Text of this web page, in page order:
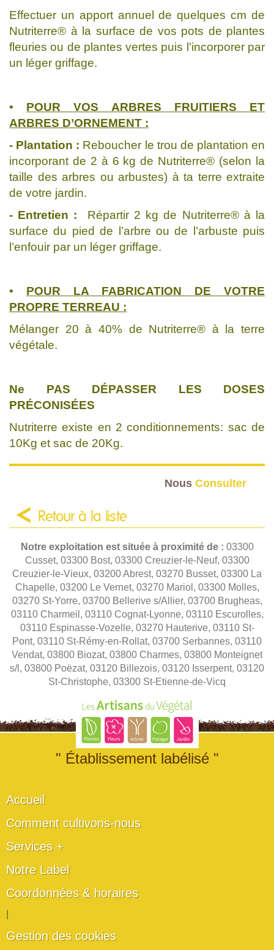
Effectuer un apport annuel de quelques cm de
Nutriterre® à la surface de vos pots de plantes
fleuries ou de plantes vertes puis l'incorporer par
un léger griffage.
• POUR VOS ARBRES FRUITIERS ET
ARBRES D’ORNEMENT :
- Plantation : Reboucher le trou de plantation en
incorporant de 2 à 6 kg de Nutriterre® (selon la
taille des arbres ou arbustes) à ta terre extraite
de votre jardin.
- Entretien : Répartir 2 kg de Nutriterre® à la
surface du pied de l’arbre ou de l’arbuste puis
l’enfouir par un léger griffage.
• POUR LA FABRICATION DE VOTRE
PROPRE TERREAU :
Mélanger 20 à 40% de Nutriterre® à la terre
végétale.
Ne PAS DÉPASSER LES DOSES
PRÉCONISÉES
Nutriterre existe en 2 conditionnements: sac de
10Kg et sac de 20Kg.
Nous Consulter
Retour à la liste
Notre exploitation est située à proximité de : 03300
Cusset, 03300 Bost, 03300 Creuzier-le-Neuf, 03300
Creuzier-le-Vieux, 03200 Abrest, 03270 Busset, 03300 La
Chapelle, 03200 Le Vernet, 03270 Mariol, 03300 Molles,
03270 St-Yorre, 03700 Bellerive s/Allier, 03700 Brugheas,
03110 Charmeil, 03110 Cognat-Lyonne, 03110 Escurolles,
03110 Espinasse-Vozelle, 03270 Hauterive, 03110 St-
Pont, 03110 St-Rémy-en-Rollat, 03700 Serbannes, 03110
Vendat, 03800 Biozat, 03800 Charmes, 03800 Monteignet
s/l, 03800 Poëzat, 03120 Billezois, 03120 Isserpent, 03120
St-Christophe, 03300 St-Etienne-de-Vicq
" Établissement labélisé "
Accueil
Comment cultivons-nous
Services +
Notre Label
Coordonnées & horaires
Gestion des cookies